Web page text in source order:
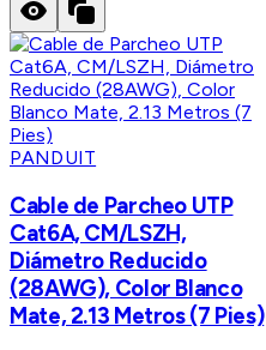
PANDUIT
Cable de Parcheo UTP
Cat6A, CM/LSZH,
Diámetro Reducido
(28AWG), Color Blanco
Mate, 2.13 Metros (7 Pies)